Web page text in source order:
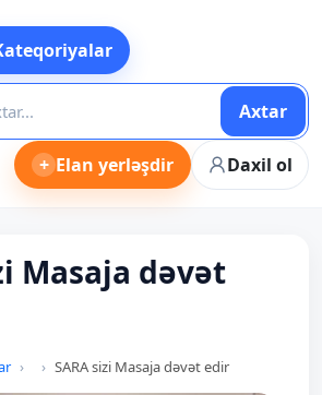
Axtar
+ Elan yerləşdir Daxil ol
Masaja dəvət
SARA sizi Masaja dəvət edir